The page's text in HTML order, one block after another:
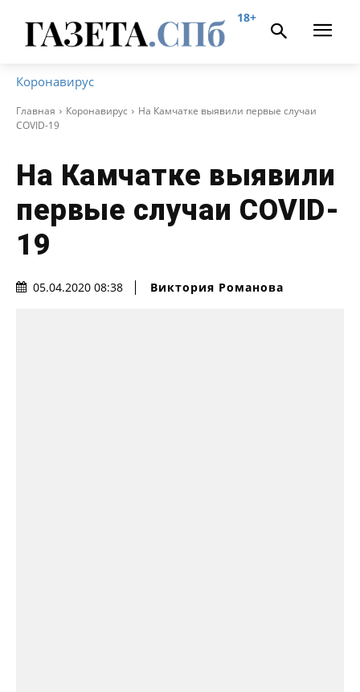
18+
Коронавирус
Главная Коронавирус
На Камчатке выявили первые случаи
COVID-19
На Камчатке выявили
первые случаи COVID-
19
05.04.2020 08:38 Виктория Романова